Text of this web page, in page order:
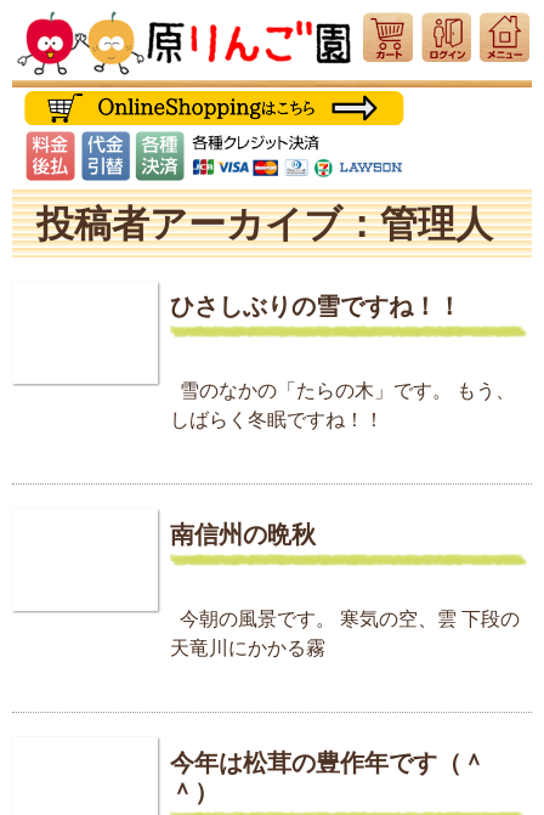
投稿者アーカイブ：管理人
ひさしぶりの雪ですね！！
雪のなかの「たらの木」です。 もう、
しばらく冬眠ですね！！
南信州の晩秋
今朝の風景です。 寒気の空、雲 下段の
天竜川にかかる霧
今年は松茸の豊作年です（＾
＾）